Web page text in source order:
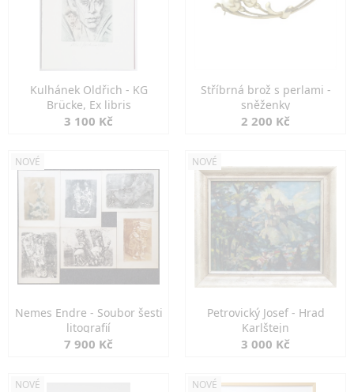
Kulhánek Oldřich - KG
Brücke, Ex libris
3 100 Kč
Stříbrná brož s perlami -
sněženky
2 200 Kč
NOVÉ
Nemes Endre - Soubor šesti
litografií
7 900 Kč
NOVÉ
Petrovický Josef - Hrad
Karlštejn
3 000 Kč
NOVÉ NOVÉ